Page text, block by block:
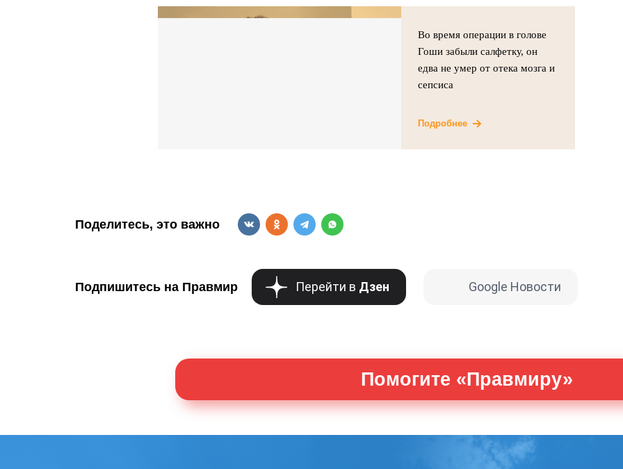
Во время операции в голове
Гоши забыли салфетку, он
едва не умер от отека мозга и
сепсиса
Подробнее
Поделитесь, это важно
Подпишитесь на Правмир Перейти в Дзен Google Новости
Помогите «Правмиру»